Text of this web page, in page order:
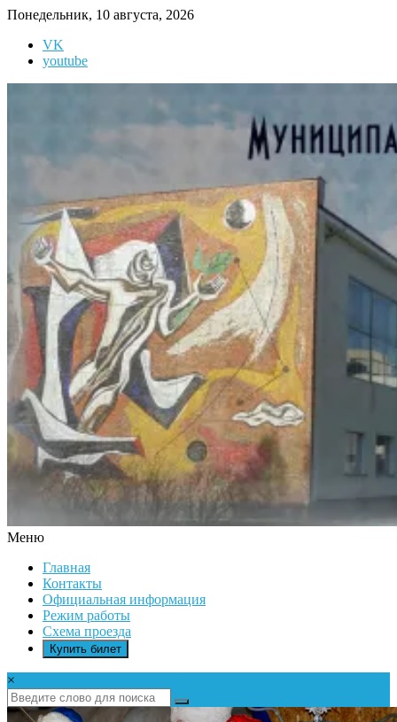
Перейти
содержимому
Понедельник, 10 августа, 2026
VK
youtube
ИКАР
Меню
Главная
Контакты
Официальная информация
Режим работы
Схема проезда
Купить билет
×